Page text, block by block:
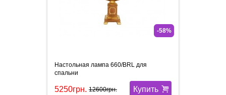
-58%
Настольная лампа 660/BRL для
спальни
Купить
5250грн. 12600грн.